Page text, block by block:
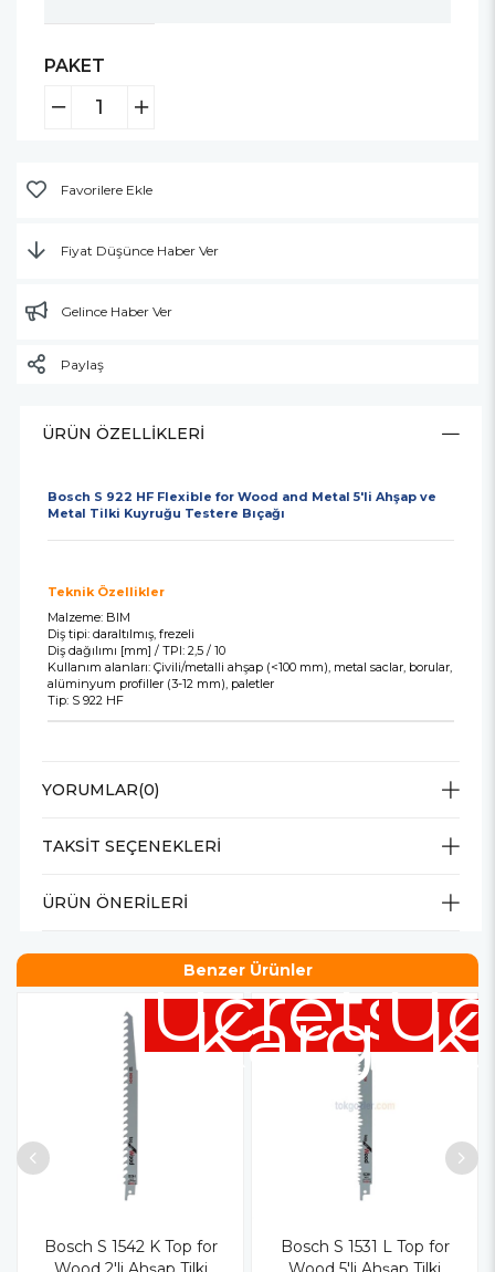
PAKET
Favorilere Ekle
Fiyat Düşünce Haber Ver
Gelince Haber Ver
Paylaş
ÜRÜN ÖZELLIKLERI
Bosch S 922 HF Flexible for Wood and Metal 5'li Ahşap ve
Metal Tilki Kuyruğu Testere Bıçağı
Teknik Özellikler
Malzeme: BIM
Diş tipi: daraltılmış, frezeli
Diş dağılımı [mm] / TPI: 2,5 / 10
Kullanım alanları: Çivili/metalli ahşap (<100 mm), metal saclar, borular,
alüminyum profiller (3-12 mm), paletler
Tip: S 922 HF
YORUMLAR(0)
TAKSIT SEÇENEKLERI
ÜRÜN ÖNERILERI
Benzer Ürünler
Bosch S 1542 K Top for
Bosch S 1531 L Top for
Ücretsiz
Kargo